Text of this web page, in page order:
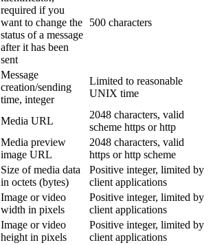
required if you
want to change the
status of a message
after it has been
sent
500 characters
Message
creation/sending
time, integer
Limited to reasonable
UNIX time
Media URL
2048 characters, valid
scheme https or http
Media preview
image URL
2048 characters, valid
https or http scheme
Size of media data
in octets (bytes)
Positive integer, limited by
client applications
Image or video
width in pixels
Positive integer, limited by
client applications
Image or video
height in pixels
Positive integer, limited by
client applications